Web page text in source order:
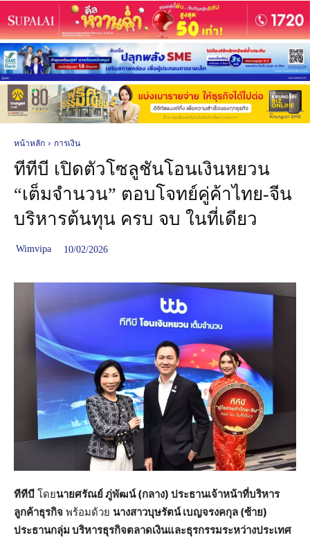
หน้าหลัก การเงิน
ทีทีบี เปิดตัวโซลูชันโอนเงินหยวน
“เต็มจำนวน” ตอบโจทย์คู่ค้าไทย-จีน
บริหารต้นทุน ครบ จบ ในที่เดียว
Wimvipa 10/02/2026
ทีทีบี โดยนายศรัณย์ ภู่พัฒน์ (กลาง) ประธานเจ้าหน้าที่บริหาร
ลูกค้าธุรกิจ พร้อมด้วย นางสาวบุษรัตน์ เบญจรงคกุล (ซ้าย)
ประธานกลุ่ม บริหารธุรกิจตลาดเงินและธุรกรรมระหว่างประเทศ